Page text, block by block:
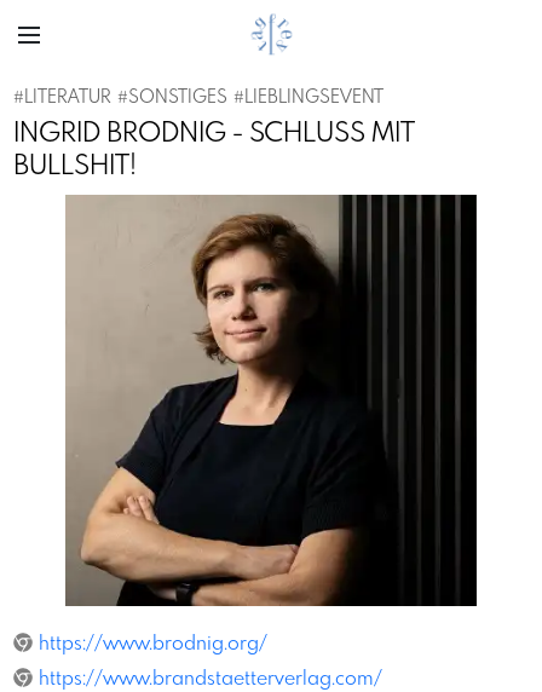
#LITERATUR #SONSTIGES #LIEBLINGSEVENT
INGRID BRODNIG - SCHLUSS MIT
BULLSHIT!
Previous
https://www.brodnig.org/
https://www.brandstaetterverlag.com/